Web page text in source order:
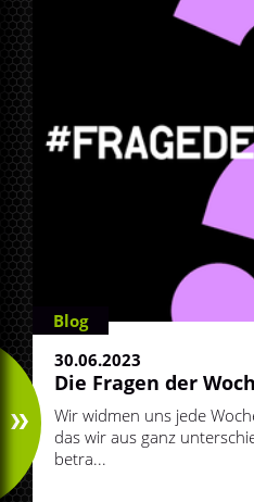
Blog
30.06.2023
Die Fragen der
Wir widmen uns jede
das wir aus ganz
betra...